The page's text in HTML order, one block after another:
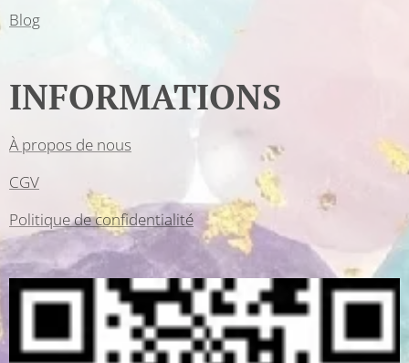
Blog
INFORMATIONS
À propos de nous
CGV
Politique de confidentialité